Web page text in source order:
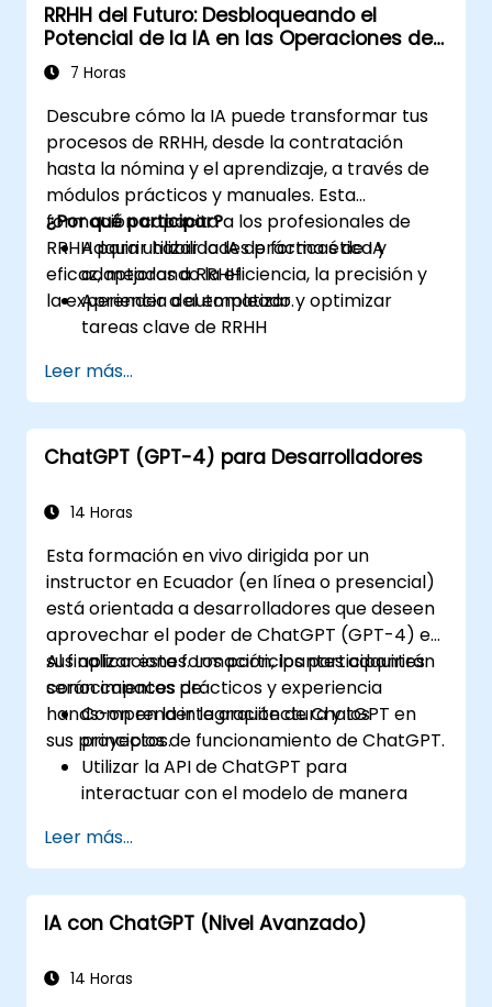
RRHH del Futuro: Desbloqueando el
Potencial de la IA en las Operaciones de
Personas
7 Horas
Descubre cómo la IA puede transformar tus
procesos de RRHH, desde la contratación
hasta la nómina y el aprendizaje, a través de
módulos prácticos y manuales. Esta
formación capacita a los profesionales de
RRHH para utilizar la IA de forma ética y
eficaz, mejorando la eficiencia, la precisión y
la experiencia del empleado.
¿Por qué participar?
Adquirir habilidades prácticas de IA
adaptadas a RRHH
Aprender a automatizar y optimizar
tareas clave de RRHH
riesgos
Preparar tu función de RRHH para el
futuro
Leer más...
ChatGPT (GPT-4) para Desarrolladores
14 Horas
Esta formación en vivo dirigida por un
instructor en Ecuador (en línea o presencial)
está orientada a desarrolladores que deseen
aprovechar el poder de ChatGPT (GPT-4) en
sus aplicaciones. Los participantes adquirirán
conocimientos prácticos y experiencia
hands-on en la integración de ChatGPT en
sus proyectos.
Al finalizar esta formación, los participantes
serán capaces de:
Comprender la arquitectura y los
principios de funcionamiento de ChatGPT.
Utilizar la API de ChatGPT para
interactuar con el modelo de manera
Desarrollar agentes conversacionales y
chatbots utilizando ChatGPT.
Explorar las nuevas características y
funcionalidades ofrecidas por GPT-4
Personalizar y ajustar finamente (fine-
Leer más...
IA con ChatGPT (Nivel Avanzado)
14 Horas